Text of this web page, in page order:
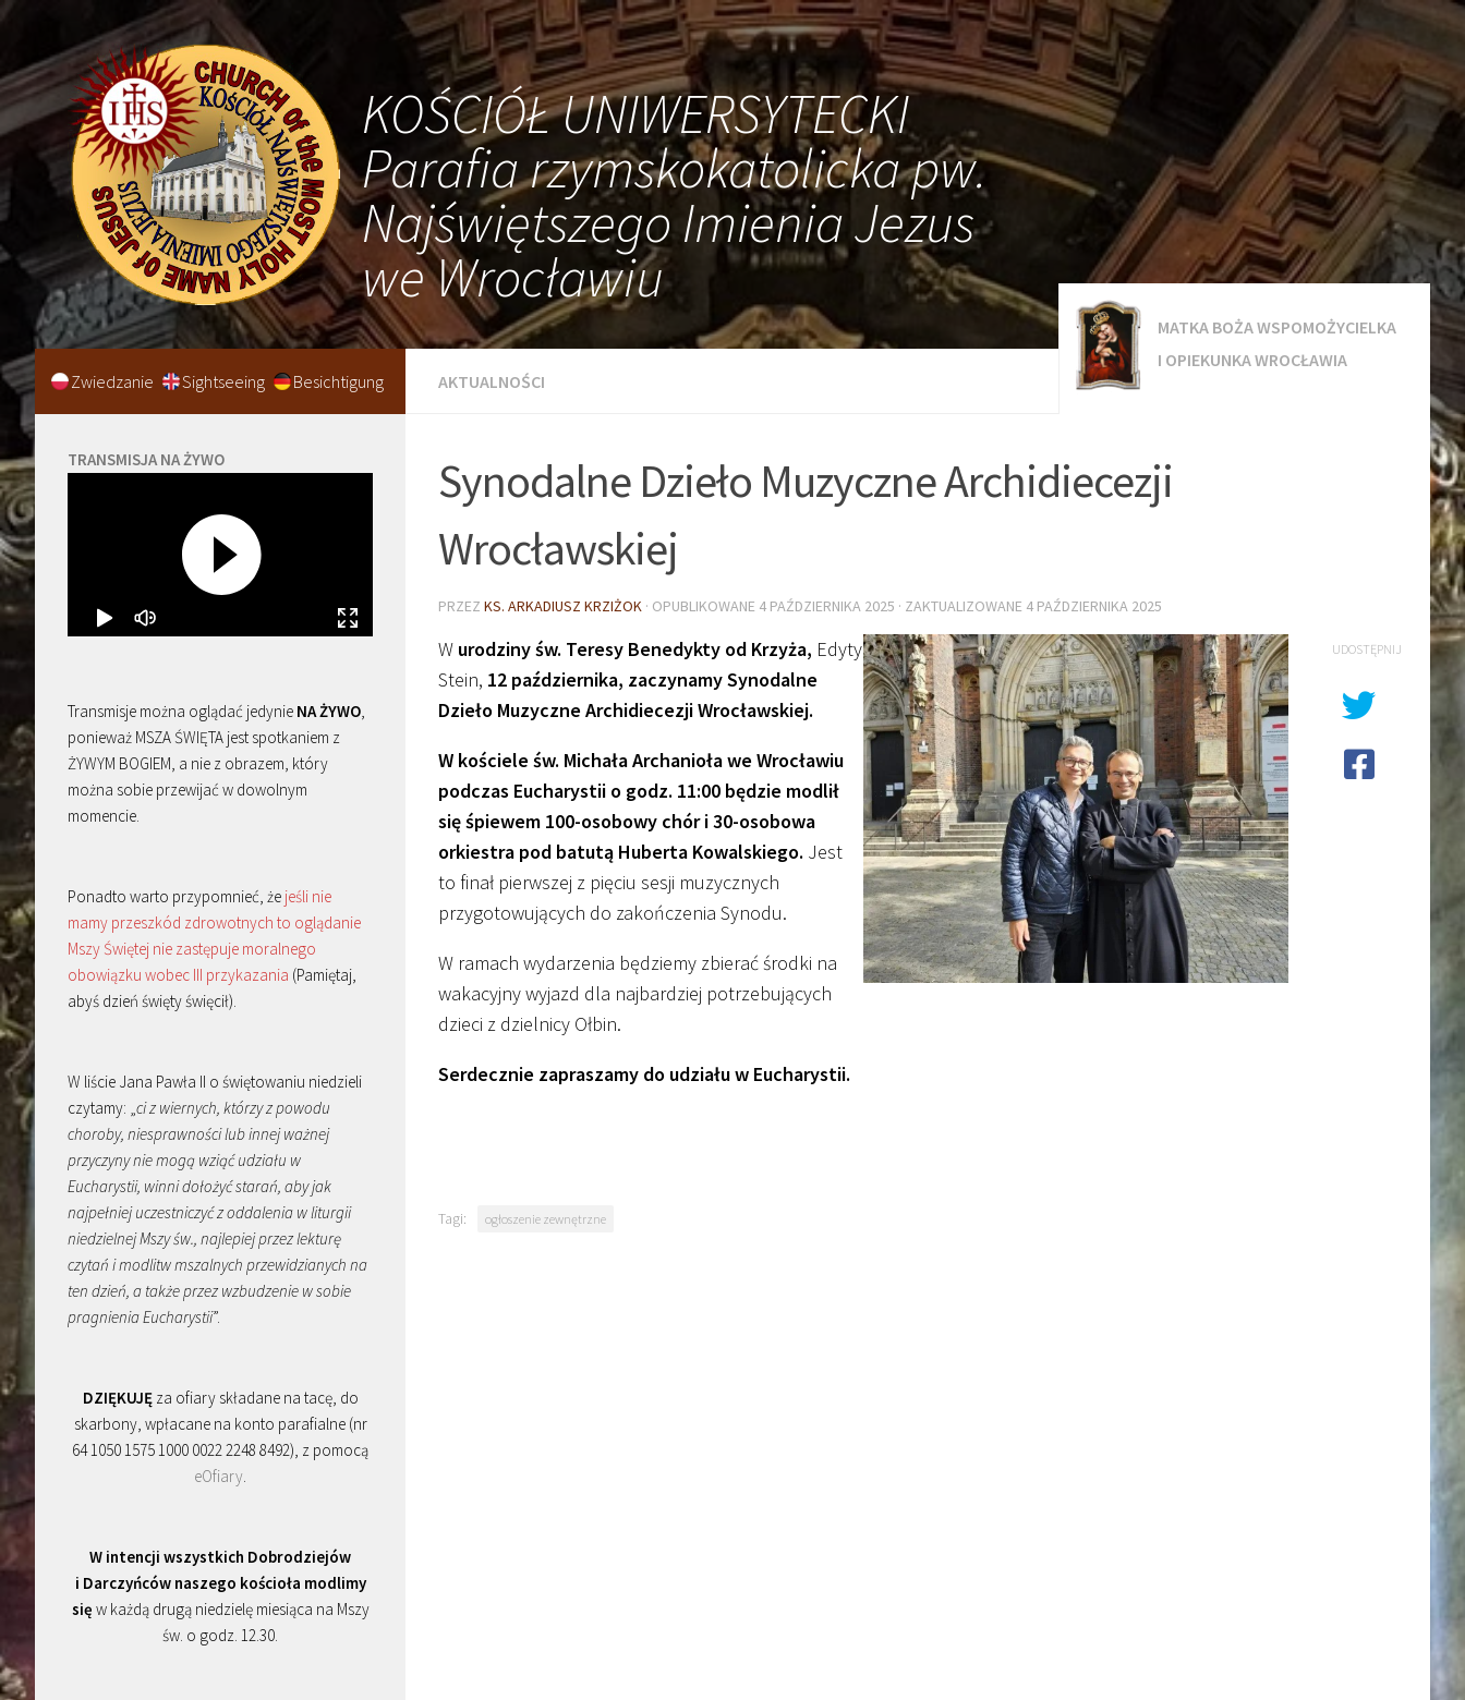
KOŚCIÓŁ UNIWERSYTECKI
Parafia rzymskokatolicka pw.
Najświętszego Imienia Jezus
we Wrocławiu
AKTUALNOŚCI
MATKA BOŻA WSPOMOŻYCIELKA
I OPIEKUNKA WROCŁAWIA
Synodalne Dzieło Muzyczne Archidiecezji
Wrocławskiej
PRZEZ KS. ARKADIUSZ KRZIŻOK · OPUBLIKOWANE 4 PAŹDZIERNIKA 2025 · ZAKTUALIZOWANE 4 PAŹDZIERNIKA 2025
W urodziny św. Teresy Benedykty od Krzyża, Edyty
Stein, 12 października, zaczynamy Synodalne
Dzieło Muzyczne Archidiecezji Wrocławskiej.
W kościele św. Michała Archanioła we Wrocławiu
podczas Eucharystii o godz. 11:00 będzie modlił
się śpiewem 100-osobowy chór i 30-osobowa
orkiestra pod batutą Huberta Kowalskiego. Jest
to finał pierwszej z pięciu sesji muzycznych
przygotowujących do zakończenia Synodu.
W ramach wydarzenia będziemy zbierać środki na
wakacyjny wyjazd dla najbardziej potrzebujących
dzieci z dzielnicy Ołbin.
Serdecznie zapraszamy do udziału w Eucharystii.
UDOSTĘPNIJ
Tagi: ogłoszenie zewnętrzne
Zwiedzanie Sightseeing Besichtigung
TRANSMISJA NA ŻYWO
Transmisje można oglądać jedynie NA ŻYWO,
ponieważ MSZA ŚWIĘTA jest spotkaniem z
ŻYWYM BOGIEM, a nie z obrazem, który
można sobie przewijać w dowolnym
momencie.
Ponadto warto przypomnieć, że jeśli nie
mamy przeszkód zdrowotnych to oglądanie
Mszy Świętej nie zastępuje moralnego
obowiązku wobec III przykazania (Pamiętaj,
abyś dzień święty święcił).
W liście Jana Pawła II o świętowaniu niedzieli
czytamy: „ci z wiernych, którzy z powodu
choroby, niesprawności lub innej ważnej
przyczyny nie mogą wziąć udziału w
Eucharystii, winni dołożyć starań, aby jak
najpełniej uczestniczyć z oddalenia w liturgii
niedzielnej Mszy św., najlepiej przez lekturę
czytań i modlitw mszalnych przewidzianych na
ten dzień, a także przez wzbudzenie w sobie
pragnienia Eucharystii”.
DZIĘKUJĘza ofiary składane na tacę, do
skarbony, wpłacane na konto parafialne (nr
64 1050 1575 1000 0022 2248 8492), z pomocą
eOfiary.
W intencji wszystkich Dobrodziejów
i Darczyńców naszego kościoła modlimy
się w każdą drugą niedzielę miesiąca na Mszy
św. o godz. 12.30.